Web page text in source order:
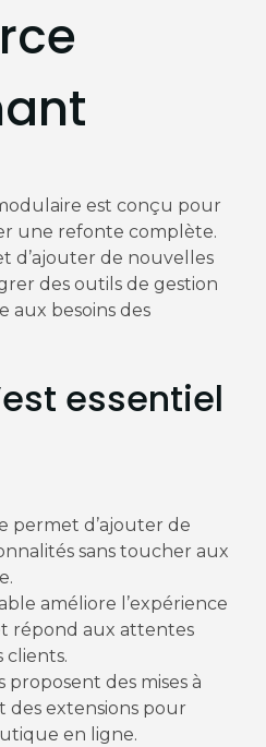
est conçu pour
une refonte complète.
d’ajouter de nouvelles
des outils de gestion
aux besoins des
essentiel
permet d’ajouter de
sans toucher aux
améliore l’expérience
répond aux attentes
clients.
proposent des mises à
des extensions pour
en ligne.